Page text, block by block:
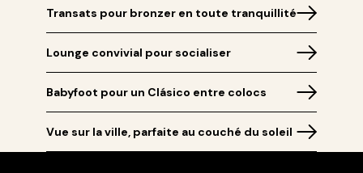
Transats pour bronzer en toute tranquillité
Lounge convivial pour socialiser
Babyfoot pour un Clásico entre colocs
Vue sur la ville, parfaite au couché du soleil